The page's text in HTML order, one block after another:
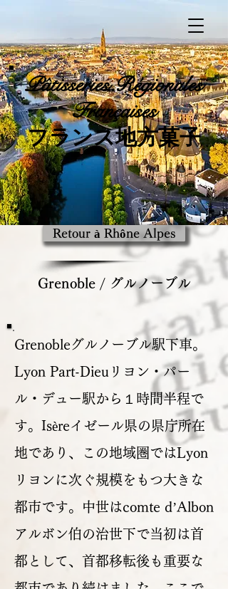
PâtisseriesRégionales
Françaises
​フランス地方菓子
Retour à Rhône Alpes
Grenobleグルノーブル駅下車。
Lyon Part-Dieuリヨン・パー
ル・デュー駅から１時間半程で
す。Isèreイゼール県の県庁所在
地であり、この地域圏ではLyon
リヨンに次ぐ規模をもつ大きな
都市です。中世はcomte d’Albon
アルボン伯の治世下で当初は首
都として、首都移転後も重要な
Grenoble / グルノーブル